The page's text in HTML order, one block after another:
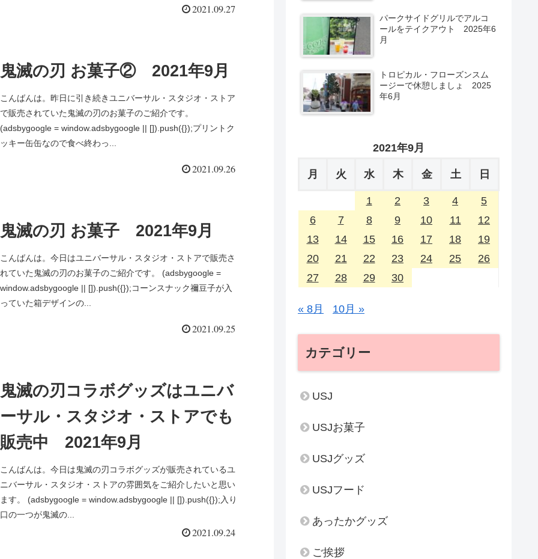
2021.09.27
鬼滅の刃 お菓子② 2021年9月
こんばんは。昨日に引き続きユニバーサル・スタジオ・ストア
で販売されていた鬼滅の刃のお菓子のご紹介です。
(adsbygoogle = window.adsbygoogle || []).push({});プリントク
ッキー缶缶なので食べ終わっ...
2021.09.26
鬼滅の刃 お菓子 2021年9月
こんばんは。今日はユニバーサル・スタジオ・ストアで販売さ
れていた鬼滅の刃のお菓子のご紹介です。 (adsbygoogle =
window.adsbygoogle || []).push({});コーンスナック禰豆子が入
っていた箱デザインの...
2021.09.25
鬼滅の刃コラボグッズはユニバ
ーサル・スタジオ・ストアでも
販売中 2021年9月
こんばんは。今日は鬼滅の刃コラボグッズが販売されているユ
ニバーサル・スタジオ・ストアの雰囲気をご紹介したいと思い
ます。 (adsbygoogle = window.adsbygoogle || []).push({});入り
口の一つが鬼滅の...
2021.09.24
パークサイドグリルでアルコ
ールをテイクアウト 2025年6
月
トロピカル・フローズンスム
ージーで休憩しましょ 2025
年6月
2021年9月
月 火 水 木 金 土 日
1 2 3 4
5
6
7 8 9 10 11
12
13
14 15 16 17 18
19
20
21 22 23 24 25
26
27
28 29 30
« 8月 10月 »
カテゴリー
USJ
USJお菓子
USJグッズ
USJフード
あったかグッズ
ご挨拶